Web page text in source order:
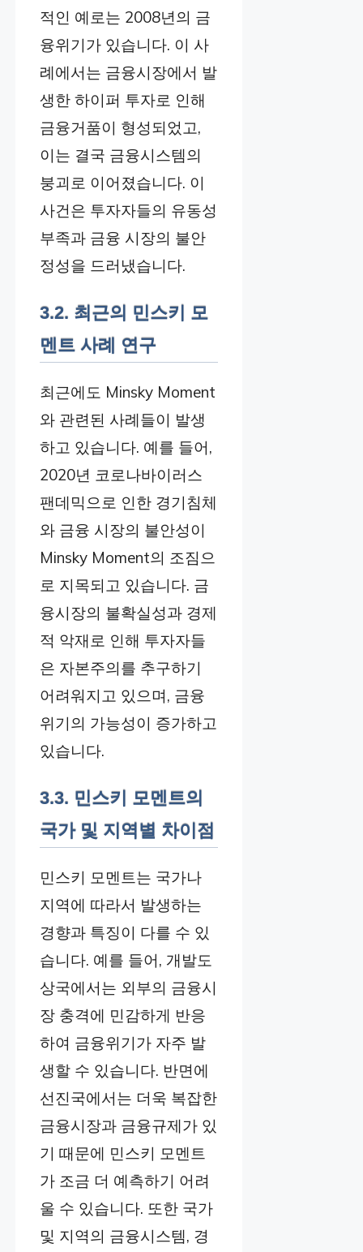
적인 예로는 2008년의 금
융위기가 있습니다. 이 사
례에서는 금융시장에서 발
생한 하이퍼 투자로 인해
금융거품이 형성되었고,
이는 결국 금융시스템의
붕괴로 이어졌습니다. 이
사건은 투자자들의 유동성
부족과 금융 시장의 불안
정성을 드러냈습니다.
3.2. 최근의 민스키 모
멘트 사례 연구
최근에도 Minsky Moment
와 관련된 사례들이 발생
하고 있습니다. 예를 들어,
2020년 코로나바이러스
팬데믹으로 인한 경기침체
와 금융 시장의 불안성이
Minsky Moment의 조짐으
로 지목되고 있습니다. 금
융시장의 불확실성과 경제
적 악재로 인해 투자자들
은 자본주의를 추구하기
어려워지고 있으며, 금융
위기의 가능성이 증가하고
있습니다.
3.3. 민스키 모멘트의
국가 및 지역별 차이점
민스키 모멘트는 국가나
지역에 따라서 발생하는
경향과 특징이 다를 수 있
습니다. 예를 들어, 개발도
상국에서는 외부의 금융시
장 충격에 민감하게 반응
하여 금융위기가 자주 발
생할 수 있습니다. 반면에
선진국에서는 더욱 복잡한
금융시장과 금융규제가 있
기 때문에 민스키 모멘트
가 조금 더 예측하기 어려
울 수 있습니다. 또한 국가
및 지역의 금융시스템, 경